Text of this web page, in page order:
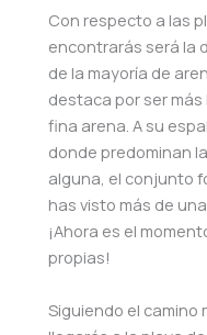
Con respecto a las
encontrarás será la
de la mayoría de
destaca por ser
fina arena. A su
donde predominan
alguna, el conjunto
has visto más de
¡Ahora es el
propias!
Siguiendo el camino